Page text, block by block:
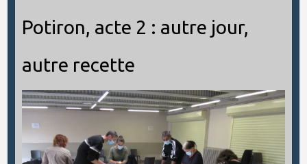
Potiron, acte 2 : autre jour,
autre recette